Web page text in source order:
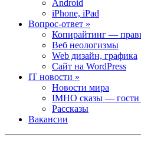
Android
iPhone, iPad
Вопрос-ответ »
Копирайтинг —
Веб неологизмы
Web дизайн, графика
Сайт на WordPress
IT новости »
Новости мира
IMHO сказы — гости
Рассказы
Вакансии